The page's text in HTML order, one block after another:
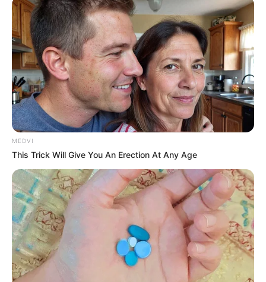
Why this ordinary drink is the secret to feeling
your best every day
CTA LOVE
TV Couples Who Would Never Be Together: 9 Is
Just Too Weird
BRAINBERRIES
MEDVI
This Trick Will Give You An Erection At Any Age